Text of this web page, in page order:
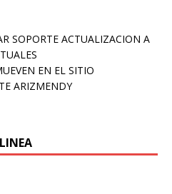
SOPORTE ACTUALIZACION A
EN EL SITIO
ARIZMENDY